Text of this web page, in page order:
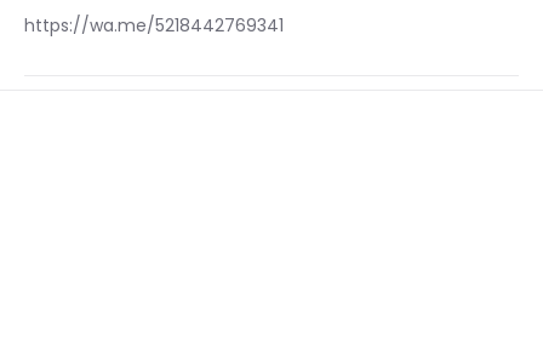
https://wa.me/5218442769341